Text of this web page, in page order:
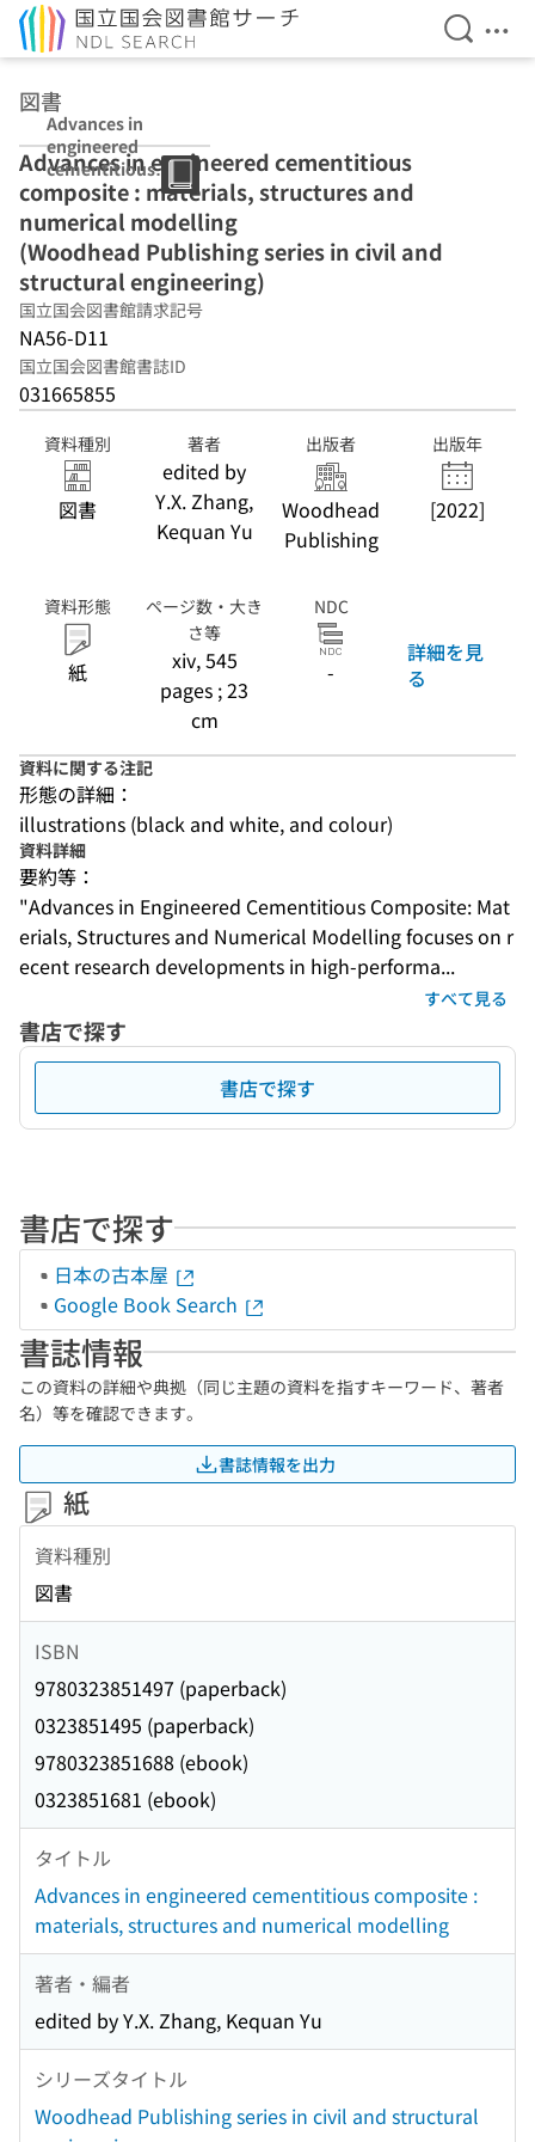
検索を
メ
図書
Advances in
engineered
cementitious
composite :
materials,
structures and
numerical
modelling
(Woodhead
Publishing
series in civil
and structural
engineering)
Advances in engineered cementitious
composite : materials, structures and
numerical modelling
(Woodhead Publishing series in civil and
structural engineering)
国立国会図書館請求記号
NA56-D11
国立国会図書館書誌ID
031665855
資料種別
図書
著者
edited by
Y.X. Zhang,
Kequan Yu
出版者
Woodhead
Publishing
出版年
[2022]
資料形態
紙
ページ数・大き
さ等
xiv, 545
pages ; 23
cm
NDC
-
詳細を見
る
資料に関する注記
形態の詳細：
illustrations (black and white, and colour)
資料詳細
要約等：
"Advances in Engineered Cementitious Composite: Mat
erials, Structures and Numerical Modelling focuses on r
ecent research developments in high-performa...
すべて見る
書店で探す
書店で探す
書店で探す
日本の古本屋
Google Book Search
書誌情報
この資料の詳細や典拠（同じ主題の資料を指すキーワード、著者
名）等を確認できます。
書誌情報を出力
紙
資料種別
図書
ISBN
9780323851497 (paperback)
0323851495 (paperback)
9780323851688 (ebook)
0323851681 (ebook)
タイトル
Advances in engineered cementitious composite :
materials, structures and numerical modelling
著者・編者
edited by Y.X. Zhang, Kequan Yu
シリーズタイトル
Woodhead Publishing series in civil and structural